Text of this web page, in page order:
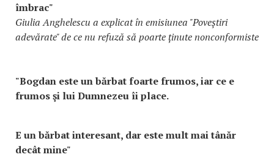
îmbrac"
Giulia Anghelescu a explicat în emisiunea "Poveştiri
adevărate" de ce nu refuză să poarte ținute nonconformiste
"Bogdan este un bărbat foarte frumos, iar ce e
frumos şi lui Dumnezeu îi place.
E un bărbat interesant, dar este mult mai tânăr
decât mine"